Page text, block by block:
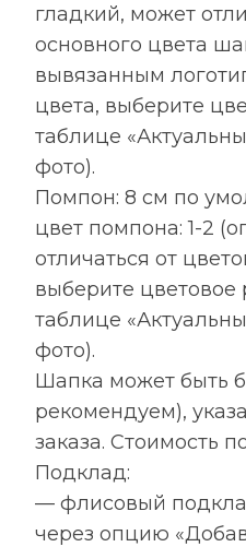
гладкий, может
основного цвета
вывязанным
цвета, выберите
таблице
фото).
Помпон: 8 см по
цвет помпона: 1-2
отличаться от
выберите
таблице
фото).
Шапка может быть
рекомендуем),
заказа. Стоимость
Подклад:
— флисовый
через опцию